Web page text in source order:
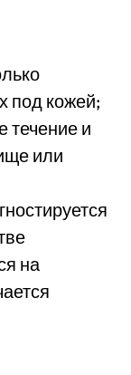
под кожей;
течение и
или
на